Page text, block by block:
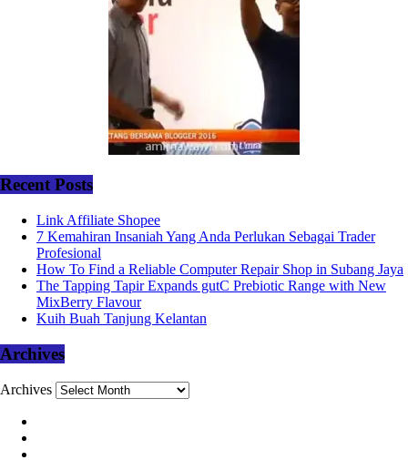
Recent Posts
Link Affiliate Shopee
7 Kemahiran Insaniah Yang Anda Perlukan Sebagai Trader
Profesional
How To Find a Reliable Computer Repair Shop in Subang Jaya
The Tapping Tapir Expands gutC Prebiotic Range with New
MixBerry Flavour
Kuih Buah Tanjung Kelantan
Archives
Archives